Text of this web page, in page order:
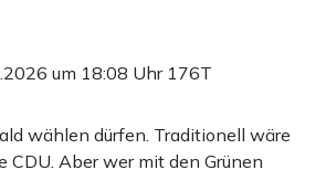
um 18:08 Uhr 176T
wählen dürfen. Traditionell wäre
CDU. Aber wer mit den Grünen